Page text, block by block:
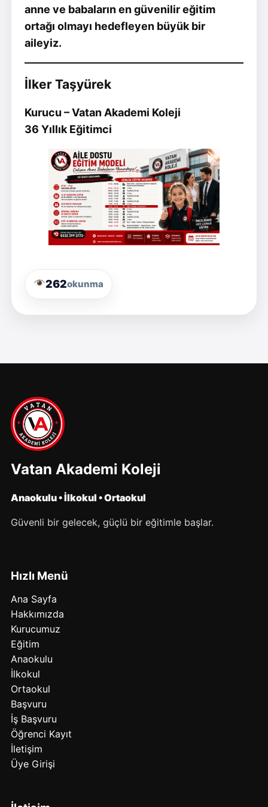
anne ve babaların en güvenilir eğitim
ortağı olmayı hedefleyen büyük bir
aileyiz.
İlker Taşyürek
Kurucu – Vatan Akademi Koleji
36 Yıllık Eğitimci
262okunma
Vatan Akademi Koleji
Anaokulu • İlkokul • Ortaokul
Güvenli bir gelecek, güçlü bir eğitimle başlar.
Hızlı Menü
Ana Sayfa
Hakkımızda
Kurucumuz
Eğitim
Anaokulu
İlkokul
Ortaokul
Başvuru
İş Başvuru
Öğrenci Kayıt
İletişim
Üye Girişi